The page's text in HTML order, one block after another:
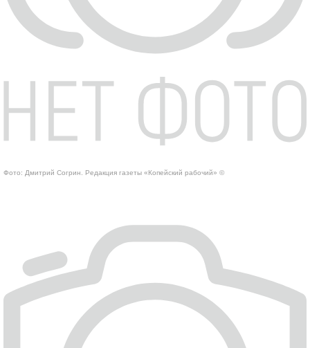
Фото: Дмитрий Согрин. Редакция газеты «Копейский рабочий» ©